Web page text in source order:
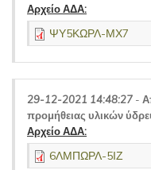
Αρχείο ΑΔΑ:
ΨΥ5ΚΩΡΛ-ΜΧ7
29-12-2021 14:48:27 -
προμήθειας υλικών
Αρχείο ΑΔΑ:
6ΛΜΠΩΡΛ-5ΙΖ